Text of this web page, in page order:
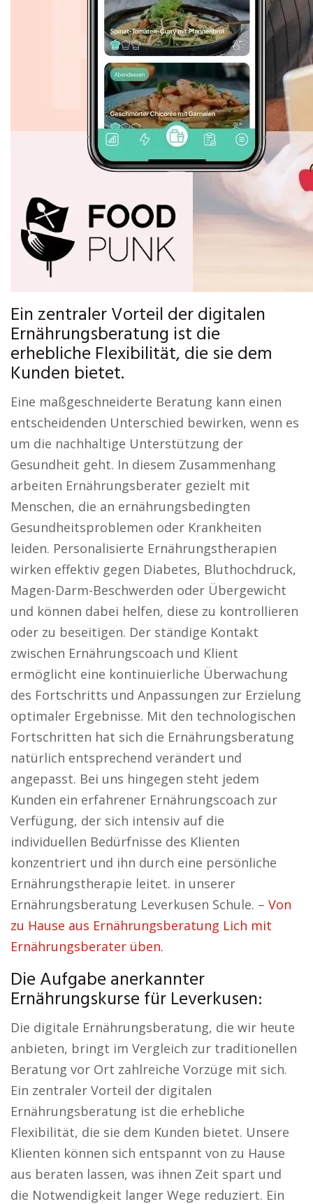
Ein zentraler Vorteil der digitalen
Ernährungsberatung ist die
erhebliche Flexibilität, die sie dem
Kunden bietet.
Eine maßgeschneiderte Beratung kann einen
entscheidenden Unterschied bewirken, wenn es
um die nachhaltige Unterstützung der
Gesundheit geht. In diesem Zusammenhang
arbeiten Ernährungsberater gezielt mit
Menschen, die an ernährungsbedingten
Gesundheitsproblemen oder Krankheiten
leiden. Personalisierte Ernährungstherapien
wirken effektiv gegen Diabetes, Bluthochdruck,
Magen-Darm-Beschwerden oder Übergewicht
und können dabei helfen, diese zu kontrollieren
oder zu beseitigen. Der ständige Kontakt
zwischen Ernährungscoach und Klient
ermöglicht eine kontinuierliche Überwachung
des Fortschritts und Anpassungen zur Erzielung
optimaler Ergebnisse. Mit den technologischen
Fortschritten hat sich die Ernährungsberatung
natürlich entsprechend verändert und
angepasst. Bei uns hingegen steht jedem
Kunden ein erfahrener Ernährungscoach zur
Verfügung, der sich intensiv auf die
individuellen Bedürfnisse des Klienten
konzentriert und ihn durch eine persönliche
Ernährungstherapie leitet. in unserer
Ernährungsberatung Leverkusen Schule. – Von
zu Hause aus Ernährungsberatung Lich mit
Ernährungsberater üben.
Die Aufgabe anerkannter
Ernährungskurse für Leverkusen:
Die digitale Ernährungsberatung, die wir heute
anbieten, bringt im Vergleich zur traditionellen
Beratung vor Ort zahlreiche Vorzüge mit sich.
Ein zentraler Vorteil der digitalen
Ernährungsberatung ist die erhebliche
Flexibilität, die sie dem Kunden bietet. Unsere
Klienten können sich entspannt von zu Hause
aus beraten lassen, was ihnen Zeit spart und
die Notwendigkeit langer Wege reduziert. Ein